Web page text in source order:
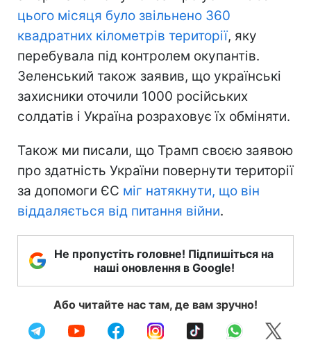
цього місяця було звільнено 360
квадратних кілометрів території, яку
перебувала під контролем окупантів.
Зеленський також заявив, що українські
захисники оточили 1000 російських
солдатів і Україна розраховує їх обміняти.
Також ми писали, що Трамп своєю заявою
про здатність України повернути території
за допомоги ЄС міг натякнути, що він
віддаляється від питання війни.
Не пропустіть головне! Підпишіться на
наші оновлення в Google!
Або читайте нас там, де вам зручно!